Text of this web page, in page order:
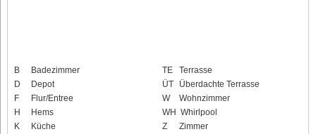
B
Badezimmer
D
Depot
F
Flur/Entree
H
Hems
K
Küche
TE
Terrasse
ÜT
Überdachte Terrasse
W
Wohnzimmer
WH Whirlpool
Z
Zimmer